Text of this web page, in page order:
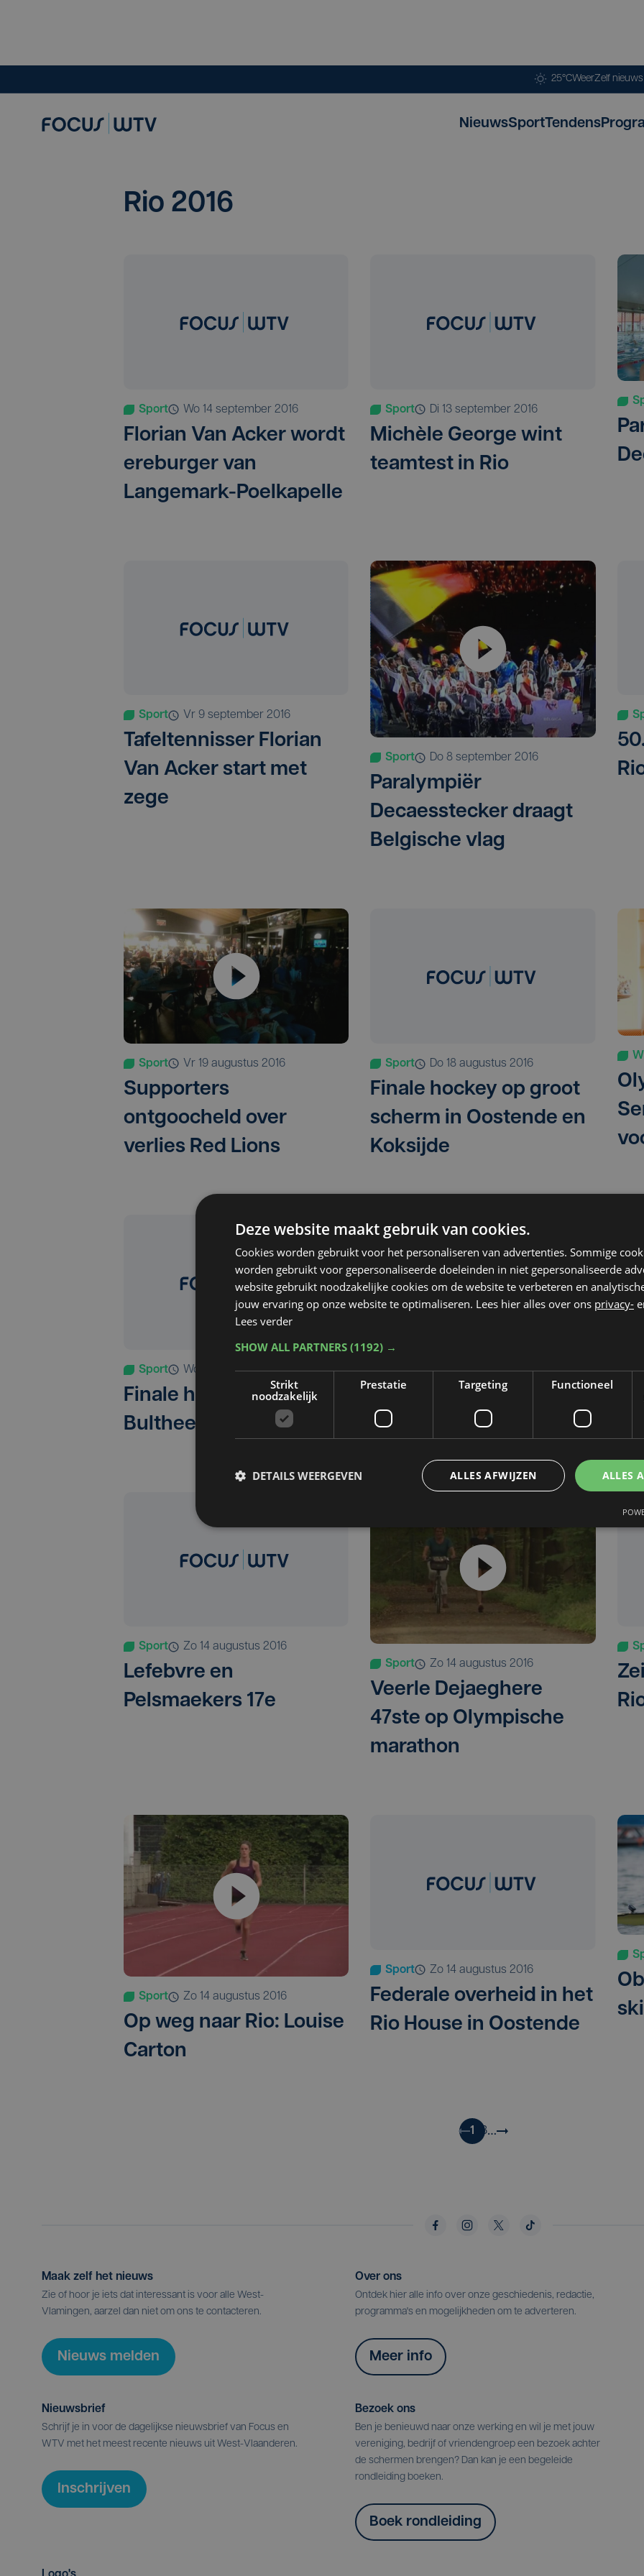
25°CWeerZelf
NieuwsSportTendens
Rio 2016
Sport wo 14 september 2016
Florian Van Acker wordt
ereburger van
Langemark-Poelkapelle
Sport di 13 september 2016
Michèle George wint
teamtest in Rio
Sport vr 9 september 2016
Tafeltennisser Florian
Van Acker start met
zege
Sport do 8 september 2016
Paralympiër
Decaesstecker draagt
Belgische vlag
Sport vr 19 augustus 2016
Supporters
ontgoocheld over
verlies Red Lions
Sport do 18 augustus 2016
Finale hockey op groot
scherm in Oostende en
Koksijde
Sport wo 17 augustus 2016
Finale halen was voor
Bultheel onmogelijk
Sport di 16 augustus 2016
Axelle Dauwens
uitgeschakeld
Sport zo 14 augustus 2016
Lefebvre en
Pelsmaekers 17e
Sport zo 14 augustus 2016
Veerle Dejaeghere
47ste op Olympische
marathon
Sport zo 14 augustus 2016
Op weg naar Rio: Louise
Carton
Sport zo 14 augustus 2016
Federale overheid in het
Rio House in Oostende
1 3…
Maak zelf het nieuws
Zie of hoor je iets dat interessant is voor alle West-
Vlamingen, aarzel dan niet om ons te contacteren.
Nieuws melden
Over ons
Ontdek hier alle info over onze geschiedenis, redactie,
programma's en mogelijkheden om te adverteren.
Meer info
Nieuwsbrief
Schrijf je in voor de dagelijkse nieuwsbrief van Focus en
WTV met het meest recente nieuws uit West-Vlaanderen.
Inschrijven
Bezoek ons
Ben je benieuwd naar onze werking en wil je met jouw
vereniging, bedrijf of vriendengroep een bezoek achter
de schermen brengen? Dan kan je een begeleide
rondleiding boeken.
Boek rondleiding
Deze website maakt gebruik van cookies.
Cookies worden gebruikt voor het personaliseren van advertenties. Sommige
worden gebruikt voor gepersonaliseerde doeleinden in niet gepersonaliseerde
website gebruikt noodzakelijke cookies om de website te verbeteren en
jouw ervaring op onze website te optimaliseren. Lees hier alles over ons privacy-
Lees verder
SHOW ALL PARTNERS (1192) →
Strikt
noodzakelijk
Prestatie Targeting Functioneel
ALLES
ALLES AFWIJZEN
DETAILS WEERGEVEN